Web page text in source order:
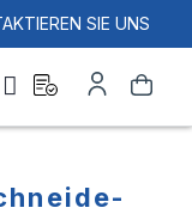
SIE UNS
Suche
quote
Konto